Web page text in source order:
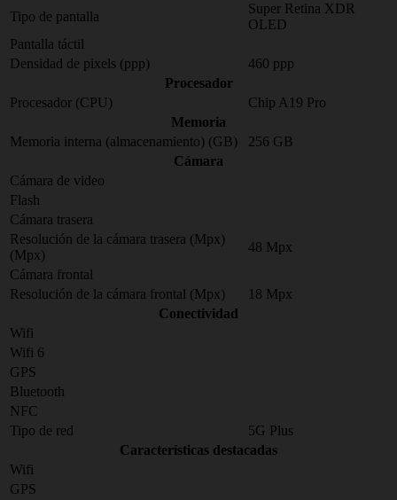
Tipo de pantalla
Super Retina XDR
OLED
Pantalla táctil
Densidad de pixels (ppp)
460 ppp
Procesador
Procesador (CPU)
Chip A19 Pro
Memoria
Memoria interna (almacenamiento) (GB)
256 GB
Cámara
Cámara de video
Flash
Cámara trasera
Resolución de la cámara trasera (Mpx)
(Mpx)
48 Mpx
Cámara frontal
Resolución de la cámara frontal (Mpx)
18 Mpx
Conectividad
Wifi
Wifi 6
GPS
Bluetooth
NFC
Tipo de red
5G Plus
Características destacadas
Wifi
GPS